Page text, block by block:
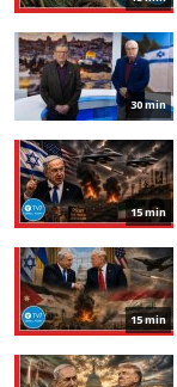
30 min
15 min
15 min